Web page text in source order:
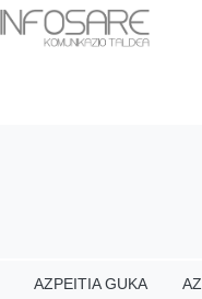
AZPEITIA GUKA